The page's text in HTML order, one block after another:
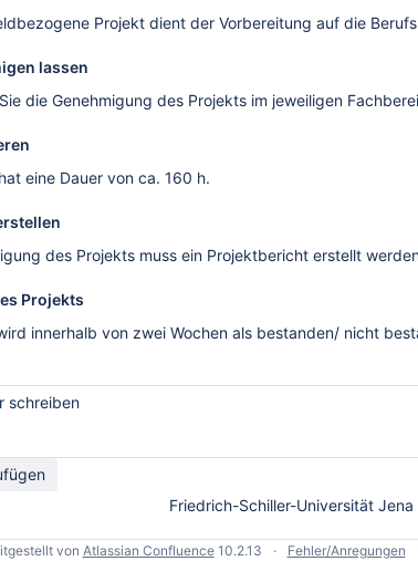
Projekt dient der Vorbereitung auf die
lassen
die Genehmigung des Projekts im jeweiligen
eine Dauer von ca. 160 h.
des Projekts muss ein Projektbericht erstellt
Projekts
innerhalb von zwei Wochen als bestanden/ nicht
schreiben
Friedrich-Schiller-Universität Jena
von Atlassian Confluence 10.2.13 Fehler/Anregungen